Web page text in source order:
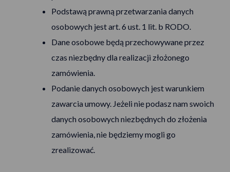
Podstawą prawną przetwarzania danych
osobowych jest art. 6 ust. 1 lit. b RODO.
Dane osobowe będą przechowywane przez
czas niezbędny dla realizacji złożonego
zamówienia.
Podanie danych osobowych jest warunkiem
zawarcia umowy. Jeżeli nie podasz nam swoich
danych osobowych niezbędnych do złożenia
zamówienia, nie będziemy mogli go
zrealizować.